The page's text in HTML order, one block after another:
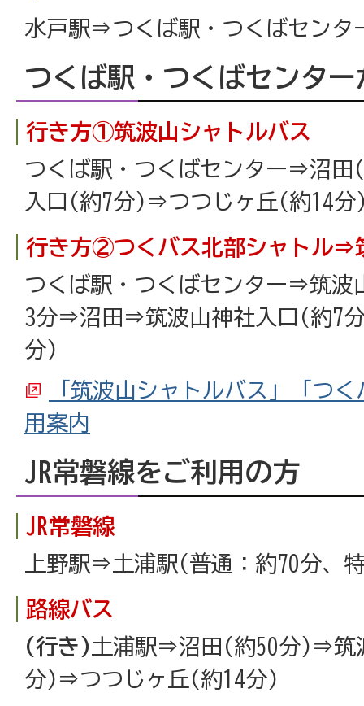
水戸駅⇒つくば駅・つくばセンタ
つくば駅・つくばセンタ
行き方①筑波山シャトルバス
つくば駅・つくばセンター⇒沼
入口(約7分)⇒つつじヶ丘(約14分
行き方②つくバス北部シャトル⇒
つくば駅・つくばセンター⇒筑
3分⇒沼田⇒筑波山神社入口(約7
分)
「筑波山シャトルバス」「つ
用案内
JR常磐線をご利用の方
JR常磐線
上野駅⇒土浦駅(普通：約70分、
路線バス
(行き)土浦駅⇒沼田(約50分)⇒筑
分)⇒つつじヶ丘(約14分)